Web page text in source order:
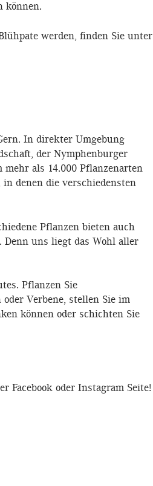
können.
werden, finden Sie unter
In direkter Umgebung
der Nymphenburger
als 14.000 Pflanzenarten
denen die verschiedensten
Pflanzen bieten auch
uns liegt das Wohl aller
Pflanzen Sie
Verbene, stellen Sie im
können oder schichten Sie
Facebook oder Instagram Seite!